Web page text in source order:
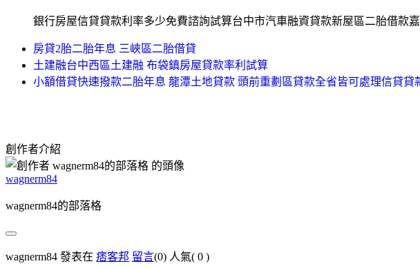
銀行房屋信貸貸款利率多少免費諮詢試算台中市汽車融資貸款新屋區二胎借款
房貸2胎二胎年息 三峽區二胎借貸
土建融台中西區土建融 布袋鎮房屋貸款率利試算
小額借貸快速撥款二胎年息 龍潭土地貸款 頭前重劃區貸款全省皆可處理信貸貸
創作者介紹
wagnerm84
wagnerm84的部落格
wagnerm84 發表在 痞客邦 留言(0) 人氣( 0 )